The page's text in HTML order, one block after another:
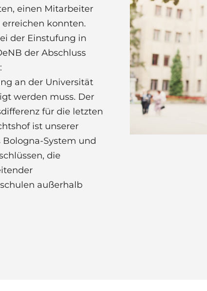
einen Mitarbeiter
konnten.
der Einstufung in
der Abschluss
an der Universität
werden muss. Der
für die letzten
ist unserer
System und
die
außerhalb